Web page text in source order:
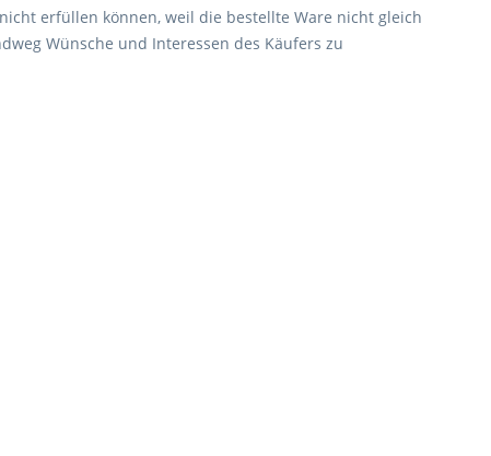
erfüllen können, weil die bestellte Ware nicht gleich
Wünsche und Interessen des Käufers zu